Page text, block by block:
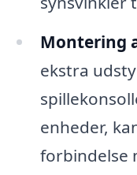
Montering
ekstra
enheder,
forbindelse